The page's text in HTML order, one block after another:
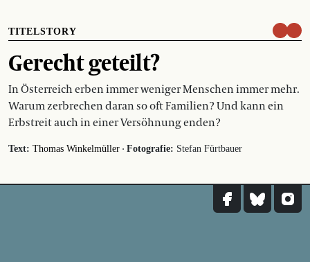
TITELSTORY
Gerecht geteilt?
In Österreich erben immer weniger Menschen immer mehr.
Warum zerbrechen daran so oft Familien? Und kann ein
Erbstreit auch in einer Versöhnung enden?
Text: Thomas Winkelmüller · Fotografie: Stefan Fürtbauer